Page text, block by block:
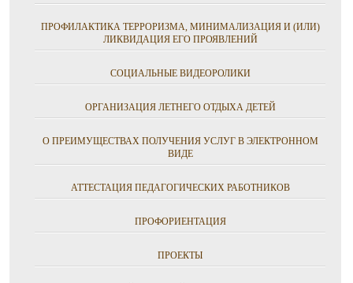
ПРОФИЛАКТИКА ТЕРРОРИЗМА, МИНИМАЛИЗАЦИЯ И (ИЛИ)
ЛИКВИДАЦИЯ ЕГО ПРОЯВЛЕНИЙ
СОЦИАЛЬНЫЕ ВИДЕОРОЛИКИ
ОРГАНИЗАЦИЯ ЛЕТНЕГО ОТДЫХА ДЕТЕЙ
О ПРЕИМУЩЕСТВАХ ПОЛУЧЕНИЯ УСЛУГ В ЭЛЕКТРОННОМ
ВИДЕ
АТТЕСТАЦИЯ ПЕДАГОГИЧЕСКИХ РАБОТНИКОВ
ПРОФОРИЕНТАЦИЯ
ПРОЕКТЫ